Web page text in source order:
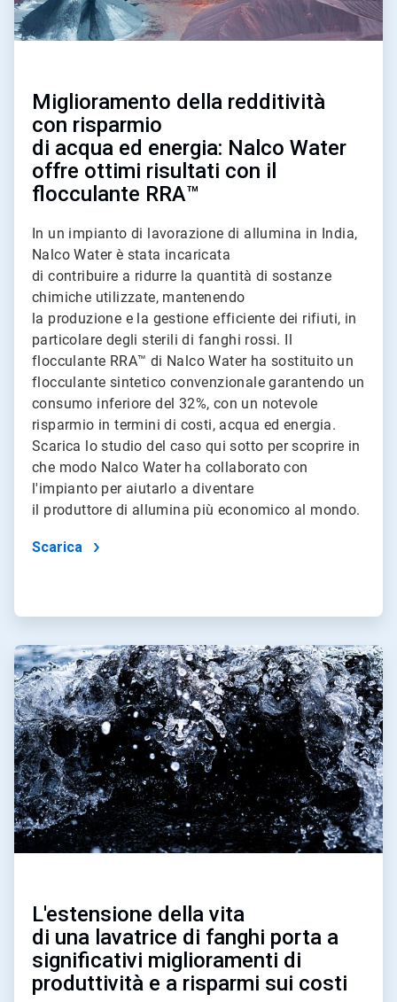
Miglioramento della redditività
con risparmio
di acqua ed energia: Nalco Water
offre ottimi risultati con il
flocculante RRA™
In un impianto di lavorazione di allumina in India,
Nalco Water è stata incaricata
di contribuire a ridurre la quantità di sostanze
chimiche utilizzate, mantenendo
la produzione e la gestione efficiente dei rifiuti, in
particolare degli sterili di fanghi rossi. Il
flocculante RRA™ di Nalco Water ha sostituito un
flocculante sintetico convenzionale garantendo un
consumo inferiore del 32%, con un notevole
risparmio in termini di costi, acqua ed energia.
Scarica lo studio del caso qui sotto per scoprire in
che modo Nalco Water ha collaborato con
l'impianto per aiutarlo a diventare
il produttore di allumina più economico al mondo.
Scarica
ArticleTile
2
di
2
L'estensione della vita
di una lavatrice di fanghi porta a
significativi miglioramenti di
produttività e a risparmi sui costi